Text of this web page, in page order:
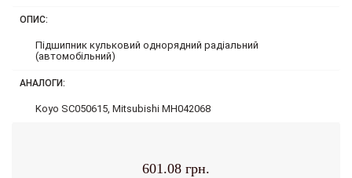
ОПИС:
Підшипник кульковий однорядний радіальний
(автомобільний)
АНАЛОГИ:
Koyo SC050615, Mitsubishi MH042068
601.08 грн.